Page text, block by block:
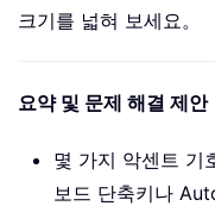
크기를 넓혀 보세요。
요약 및 문제 해결 제안
몇 가지 악센트 기
보드 단축키나